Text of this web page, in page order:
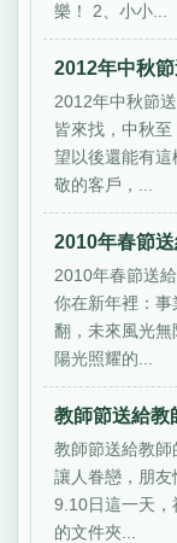
樂！ 2、小小...
2012年中秋
2012年中秋節
皆來找，中秋
望以後還能有
敬的客戶，...
2010年春節
2010年春節送
你在新年裡：
翻，未來風光
陽光照耀的...
教師節送給教
教師節送給教
讓人眷戀，朋
9.10日這一天，
的文件夾...